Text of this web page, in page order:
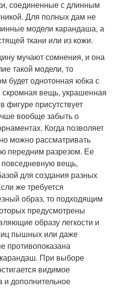
соединенные с длинным
Для полных дам не
модели карандаша, а
ткани или из кожи.
мучают сомнения, и она
такой модели, то
будет однотонная юбка с
скромная вещь, украшенная
фигуре присутствует
вообще забыть о
Когда позволяет
можно рассматривать
передним разрезом. Ее
повседневную вещь,
для создания разных
же требуется
образ, то подходящим
предусмотрены
образу легкости и
пышных или даже
противопоказана
При выборе
видимое
и дополнительное